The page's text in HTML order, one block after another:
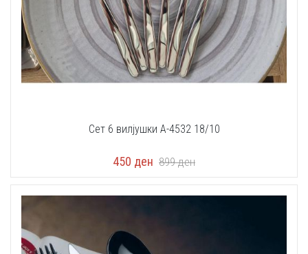
Сет 6 вилјушки A-4532 18/10
450 ден 899ден